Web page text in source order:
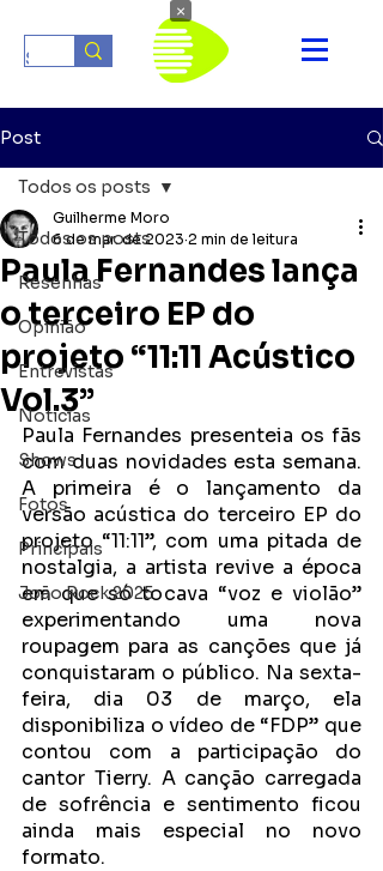
Post
Todos os posts
Resenhas
Opinião
Entrevistas
Notícias
Shows
Fotos
Principais
João Rock 2025
Todos os posts
Paula Fernandes lança
o terceiro EP do
projeto “11:11 Acústico
Vol.3”
Guilherme Moro
6 de mar. de 2023 2 min de leitura
Paula Fernandes presenteia os fãs
com duas novidades esta semana.
A primeira é o lançamento da
versão acústica do terceiro EP do
projeto “11:11”, com uma pitada de
nostalgia, a artista revive a época
em que só tocava “voz e violão”
experimentando uma nova
roupagem para as canções que já
conquistaram o público. Na sexta-
feira, dia 03 de março, ela
disponibiliza o vídeo de “FDP” que
contou com a participação do
cantor Tierry. A canção carregada
de sofrência e sentimento ficou
ainda mais especial no novo
formato.
×